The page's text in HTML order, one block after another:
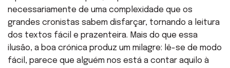
necessariamente de uma complexidade que os
grandes cronistas sabem disfarçar, tornando a leitura
dos textos fácil e prazenteira. Mais do que essa
ilusão, a boa crónica produz um milagre: lê-se de modo
fácil, parece que alguém nos está a contar aquilo à